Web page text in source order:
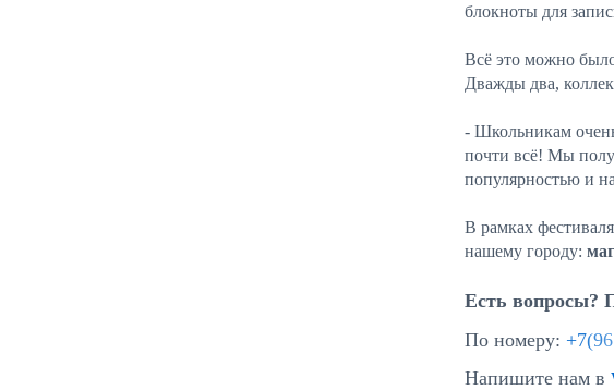
блокноты для
Всё это можно
Дважды два,
- Школьникам
почти всё! Мы
популярностью и
В рамках
нашему городу:
Есть вопросы?
По номеру: +7(96
Напишите нам в